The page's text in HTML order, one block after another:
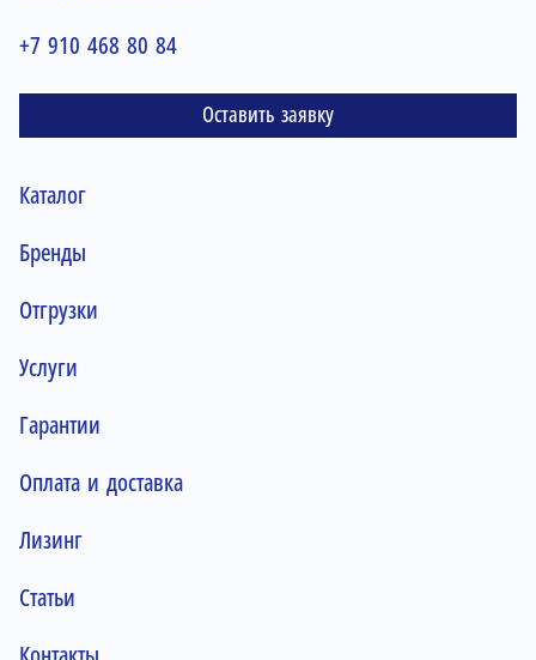
+7 910 468 80 84
Оставить заявку
Каталог
Бренды
Отгрузки
Услуги
Гарантии
Оплата и доставка
Лизинг
Статьи